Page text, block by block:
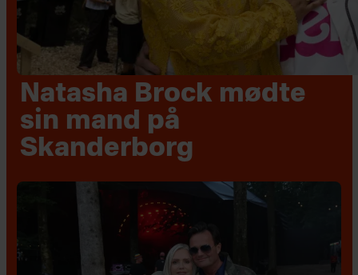
Natasha Brock mødte
sin mand på
Skanderborg